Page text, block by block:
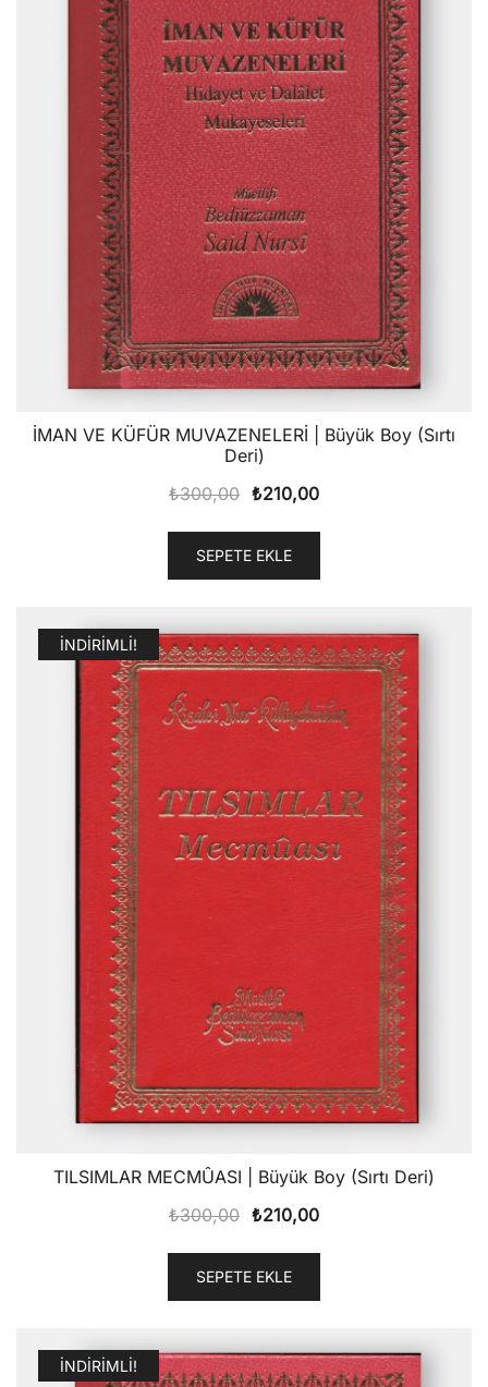
İMAN VE KÜFÜR MUVAZENELERİ | Büyük Boy (Sırtı
Deri)
₺300,00 Orijinal
₺300,00.
₺210,00Şu
₺210,00.
SEPETE EKLE
İNDIRIMLI!
TILSIMLAR MECMÛASI | Büyük Boy (Sırtı Deri)
₺300,00 Orijinal
₺300,00.
₺210,00Şu
₺210,00.
SEPETE EKLE
İNDIRIMLI!